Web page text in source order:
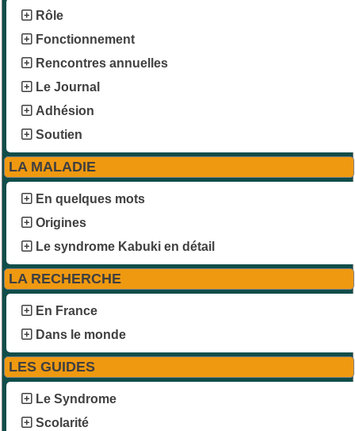
Rôle
Fonctionnement
Rencontres annuelles
Le Journal
Adhésion
Soutien
LA MALADIE
En quelques mots
Origines
Le syndrome Kabuki en détail
LA RECHERCHE
En France
Dans le monde
LES GUIDES
Le Syndrome
Scolarité